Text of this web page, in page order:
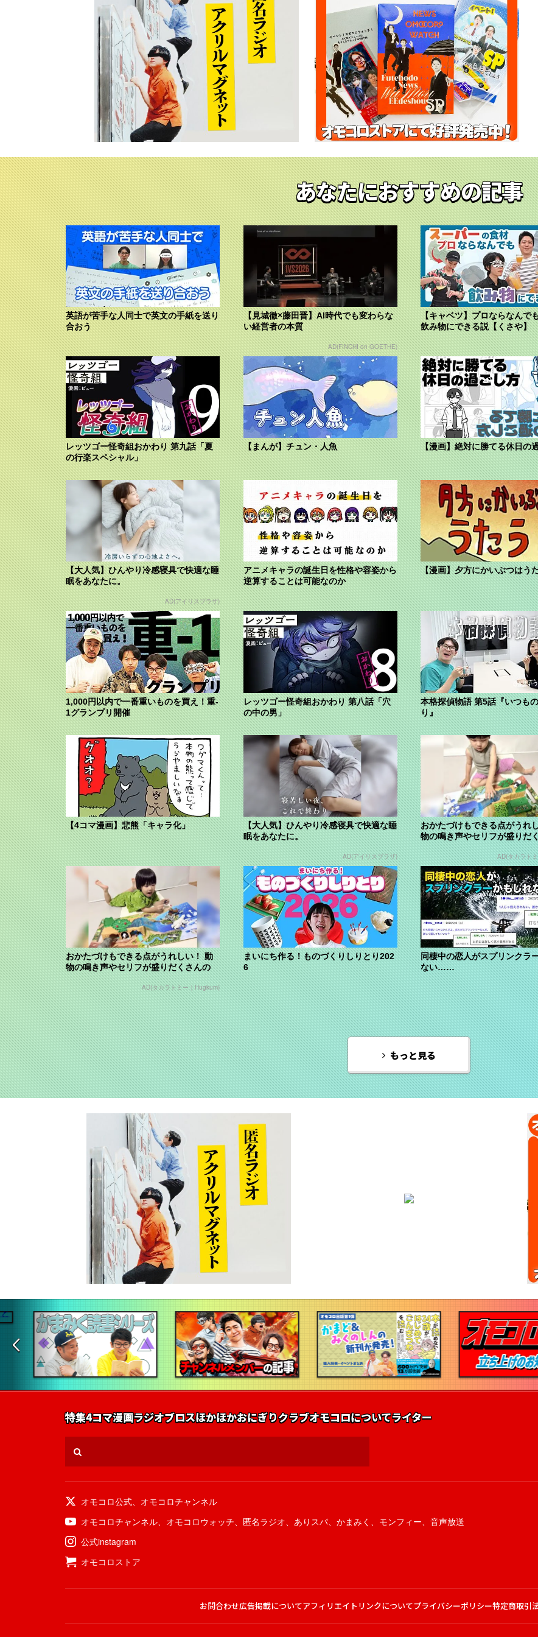
あなたにおすすめの記事
英語が苦手な人同士で英文の手紙を送り
合おう
【見城徹×藤田晋】AI時代でも変わらな
い経営者の本質
AD(FINCHI on GOETHE)
【キャベツ】プロならなんで
飲み物にできる説【くさや】
レッツゴー怪奇組おかわり 第九話「夏
の行楽スペシャル」
【まんが】チュン・人魚 【漫画】絶対に勝てる休日の
【大人気】ひんやり冷感寝具で快適な睡
眠をあなたに。
AD(アイリスプラザ)
アニメキャラの誕生日を性格や容姿から
逆算することは可能なのか
【漫画】夕方にかいぶつはう
1,000円以内で一番重いものを買え！重-
1グランプリ開催
レッツゴー怪奇組おかわり 第八話「穴
の中の男」
本格探偵物語 第5話『いつも
り』
【4コマ漫画】悲熊「キャラ化」
【大人気】ひんやり冷感寝具で快適な睡
眠をあなたに。
AD(アイリスプラザ)
おかたづけもできる点がうれ
物の鳴き声やセリフが盛りだ
「アニア ...
AD(タカラト
おかたづけもできる点がうれしい！ 動
物の鳴き声やセリフが盛りだくさんの
「アニア ...
AD(タカラトミー｜Hugkum)
まいにち作る！ものづくりしりとり202
6
同棲中の恋人がスプリンクラ
ない……
もっと見る
特集4コマ漫画ラジオブロスほかほかおにぎりクラブオモコロについてライター
オモコロ公式
オモコロチャンネル
オモコロチャンネル
オモコロウォッチ 匿名ラジオ ありスパ かまみく モンフィー
音声放送
公式instagram
オモコロストア
お問合わせ広告掲載についてアフィリエイトリンクについてプライバシーポリシー特定商取引